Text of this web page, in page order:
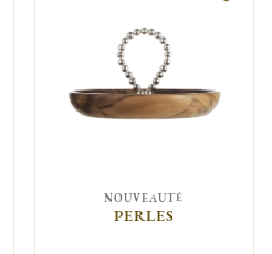
NOUVEAUTÉ
PERLES